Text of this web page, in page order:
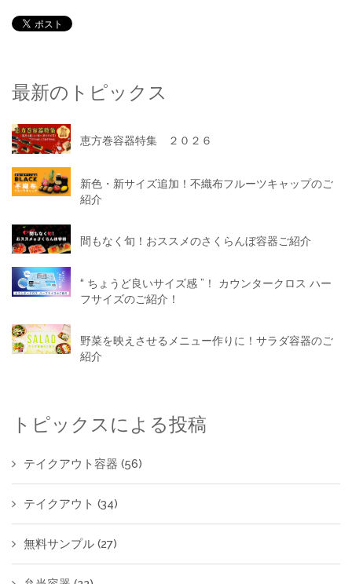
最新のトピックス
恵方巻容器特集 ２０２６
新色・新サイズ追加！不織布フルーツキャップのご
紹介
間もなく旬！おススメのさくらんぼ容器ご紹介
“ ちょうど良いサイズ感 ”！ カウンタークロス ハー
フサイズのご紹介！
野菜を映えさせるメニュー作りに！サラダ容器のご
紹介
トピックスによる投稿
テイクアウト容器 (56)
テイクアウト (34)
無料サンプル (27)